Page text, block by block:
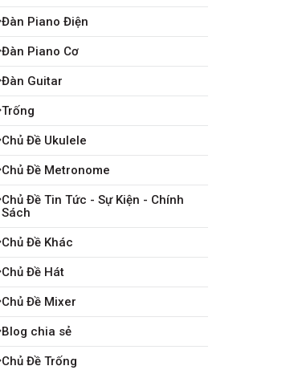
Đàn Piano Điện
Đàn Piano Cơ
Đàn Guitar
Trống
Chủ Đề Ukulele
Chủ Đề Metronome
Chủ Đề Tin Tức - Sự Kiện - Chính
Sách
Chủ Đề Khác
Chủ Đề Hát
Chủ Đề Mixer
Blog chia sẻ
Chủ Đề Trống